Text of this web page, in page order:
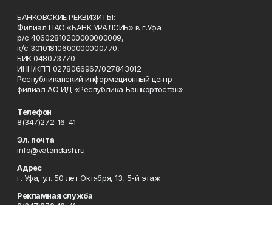
БАНКОВСКИЕ РЕКВИЗИТЫ:
Филиал ПАО «БАНК УРАЛСИБ» в г.Уфа
р/с 40602810200000000009,
к/с 30101810600000000770,
БИК 048073770
ИНН/КПП 0278066967/027843012
Республиканский информационный центр –
филиал АО ИД «Республика Башкортостан»
Телефон
8(347)272-16-41
Эл. почта
info@vatandash.ru
Адрес
г. Уфа, ул. 50 лет Октября, 13, 5-й этаж
Рекламная служба
8(347)272-16-41